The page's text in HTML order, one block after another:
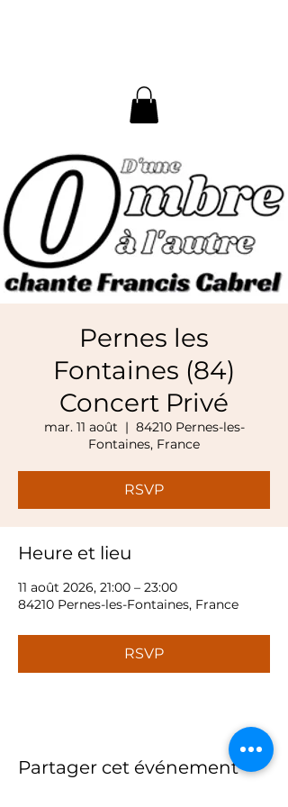
Pernes les
Fontaines (84)
Concert Privé
mar. 11 août
  |
84210 Pernes-les-
Fontaines, France
RSVP
Heure et lieu
11 août 2026, 21:00 – 23:00
84210 Pernes-les-Fontaines, France
RSVP
Partager cet événement